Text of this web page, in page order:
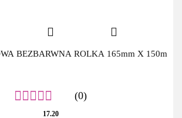
BEZBARWNA ROLKA 165mm X 150m
(0)
17.20